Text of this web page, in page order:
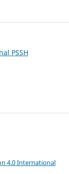
PSSH
4.0 International